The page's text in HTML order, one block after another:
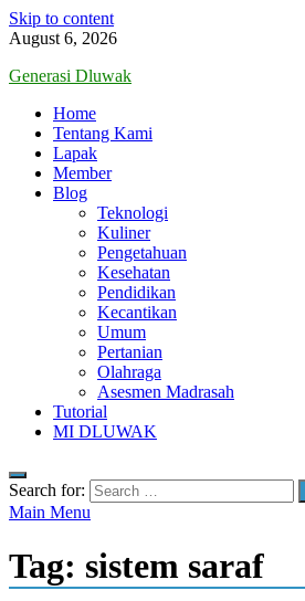
Skip to content
August 6, 2026
Generasi Dluwak
Home
Tentang Kami
Lapak
Member
Blog
Teknologi
Kuliner
Pengetahuan
Kesehatan
Pendidikan
Kecantikan
Umum
Pertanian
Olahraga
Asesmen Madrasah
Tutorial
MI DLUWAK
Search for:
Main Menu
Tag: sistem saraf